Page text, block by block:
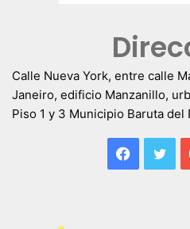
Calle Nueva York, entre calle
Janeiro, edificio Manzanillo,
Piso 1 y 3 Municipio Baruta del